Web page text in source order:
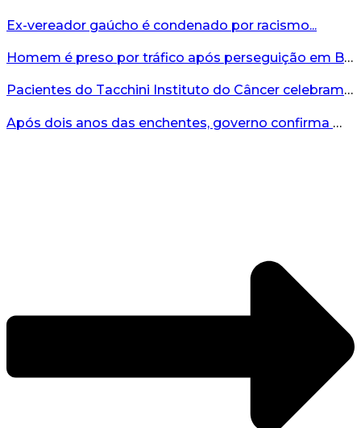
Ex-vereador gaúcho é condenado por racismo...
Homem é preso por tráfico após perseguição em Bento Gonçalves...
Pacientes do Tacchini Instituto do Câncer celebram Dia dos Pais com cuidado e relaxamento...
Após dois anos das enchentes, governo confirma mais de R$19 milhões para nova ponte no Vale do Taquari...